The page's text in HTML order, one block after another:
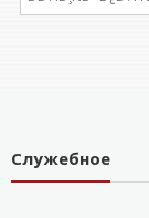
Служебное